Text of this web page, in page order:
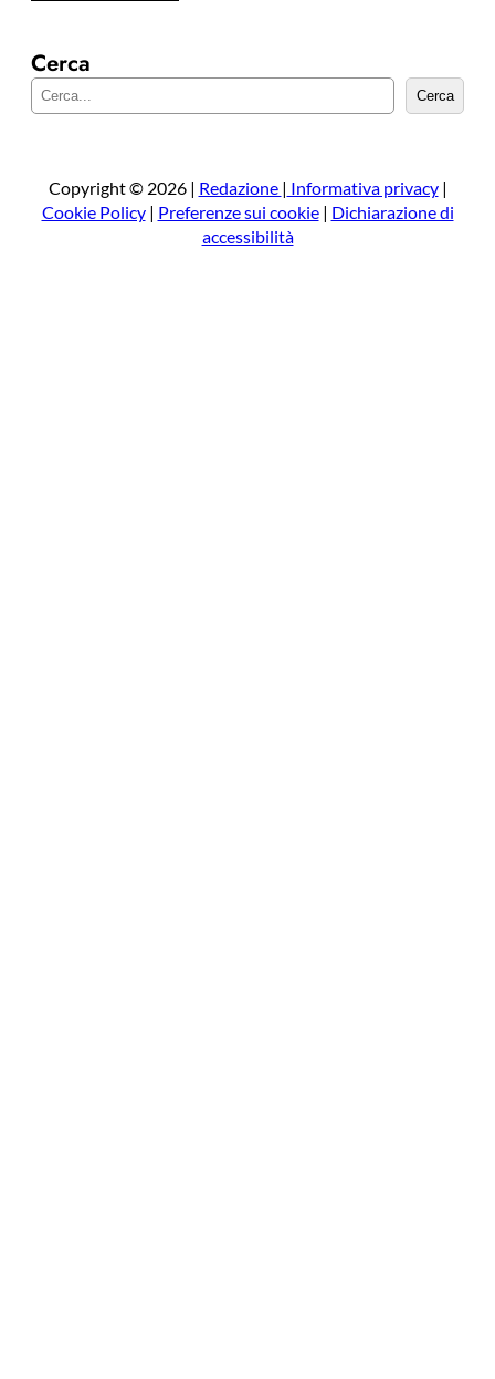
Cerca
e
a
Cerca
Copyright © 2026 | Redazione | Informativa privacy|
Cookie Policy| Preferenze sui cookie| Dichiarazione di
accessibilità